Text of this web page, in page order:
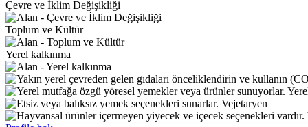
Çevre ve İklim Değişikliği
Toplum ve Kültür
Yerel kalkınma
Vejetaryen